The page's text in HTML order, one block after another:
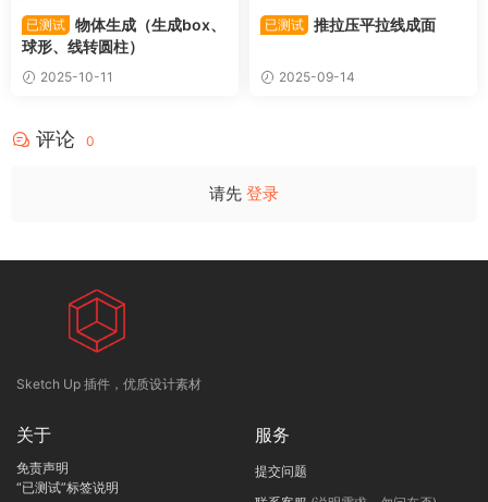
已测试 物体生成（生成box、
球形、线转圆柱）
2025-10-11
已测试 推拉压平拉线成面
2025-09-14
评论 0
请先 登录
Sketch Up 插件，优质设计素材
关于
免责声明
“已测试”标签说明
服务
提交问题